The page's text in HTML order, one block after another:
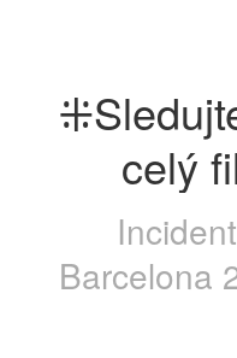
celý
Barcelona